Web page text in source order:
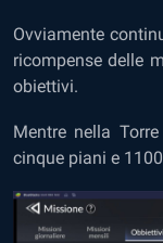
Ovviamente
ricompense delle
obiettivi.
Mentre nella
cinque piani e